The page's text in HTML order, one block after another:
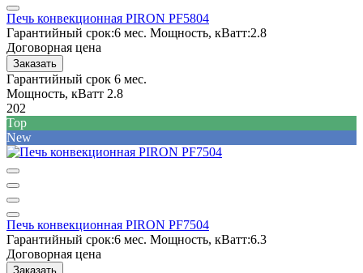
Печь конвекционная PIRON PF5804
Гарантийный срок:6 мес. Мощность, кВатт:2.8
Договорная цена
Заказать
Гарантийный срок 6 мес.
Мощность, кВатт 2.8
202
Top
New
Печь конвекционная PIRON PF7504
Гарантийный срок:6 мес. Мощность, кВатт:6.3
Договорная цена
Заказать